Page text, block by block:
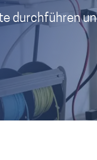
durchführen